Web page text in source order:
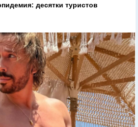
десятки туристов